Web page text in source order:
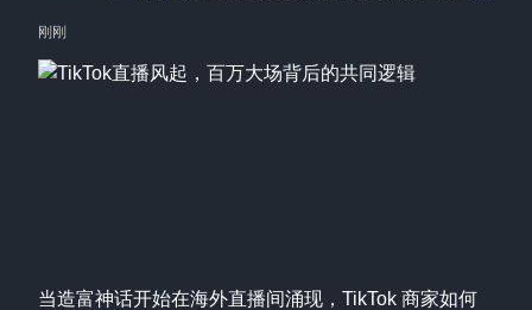
当造富神话开始在海外直播间涌现，TikTok 商家如何
刚刚